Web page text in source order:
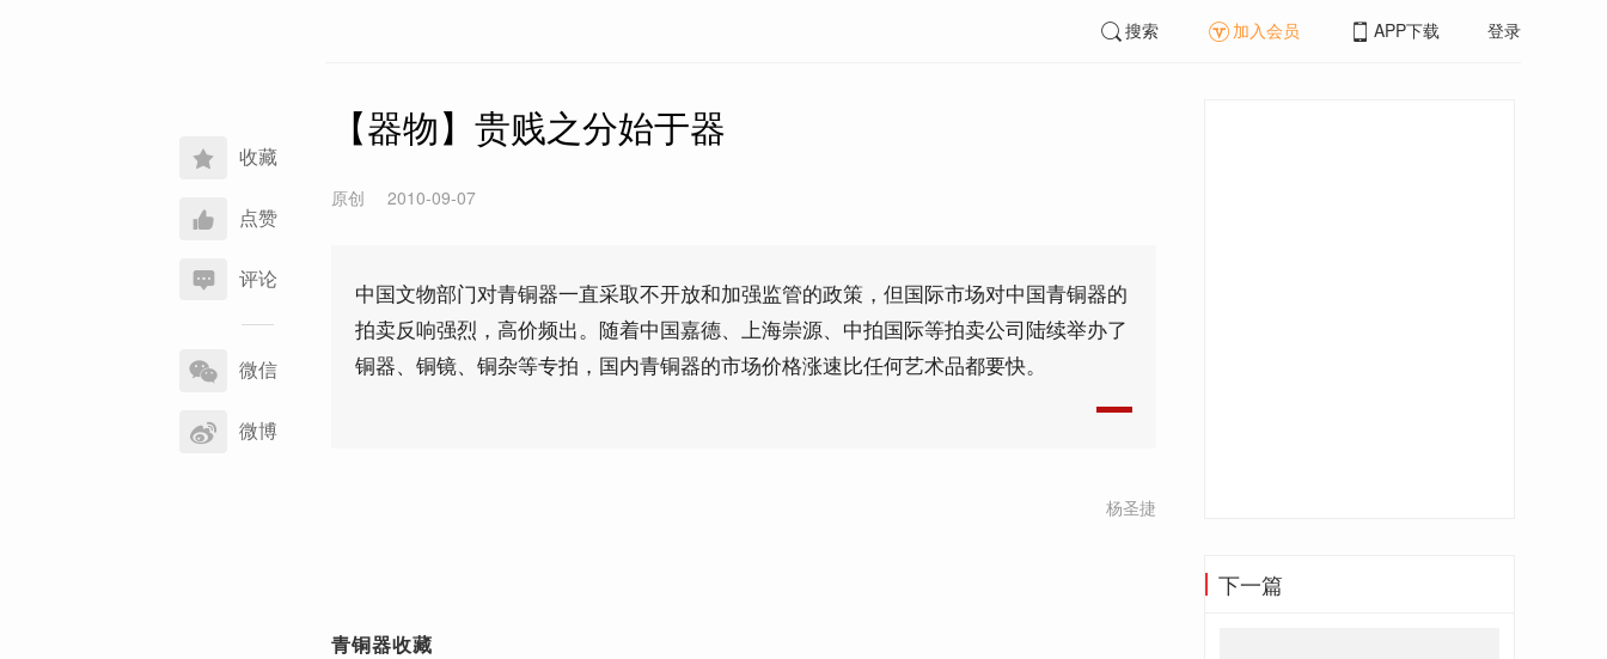
收藏
点赞
评论
享
到
微信
微博
搜索 加入会员 APP下载 登录
【器物】贵贱之分始于器
原创 2010-09-07
中国文物部门对青铜器一直采取不开放和加强监管的政策，但国际市场对中国青铜器的
拍卖反响强烈，高价频出。随着中国嘉德、上海崇源、中拍国际等拍卖公司陆续举办了
铜器、铜镜、铜杂等专拍，国内青铜器的市场价格涨速比任何艺术品都要快。
杨圣捷
青铜器收藏
下一篇